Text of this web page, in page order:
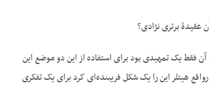
برتری نژادی؟
فقط یک تمهیدی بود برای استفاده از این دو موضع این
هیتلر این را یک شکل فریبنده‌ای کرد برای یک تفکری